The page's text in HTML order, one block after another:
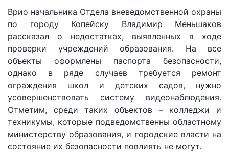
Врио начальника Отдела вневедомственной охраны
по городу Копейску Владимир Меньшаков
рассказал о недостатках, выявленных в ходе
проверки учреждений образования. На все
объекты оформлены паспорта безопасности,
однако в ряде случаев требуется ремонт
ограждения школ и детских садов, нужно
усовершенствовать систему видеонаблюдения.
Отметим, среди таких объектов – колледжи и
техникумы, которые подведомственны областному
министерству образования, и городские власти на
состояние их безопасности повлиять не могут.